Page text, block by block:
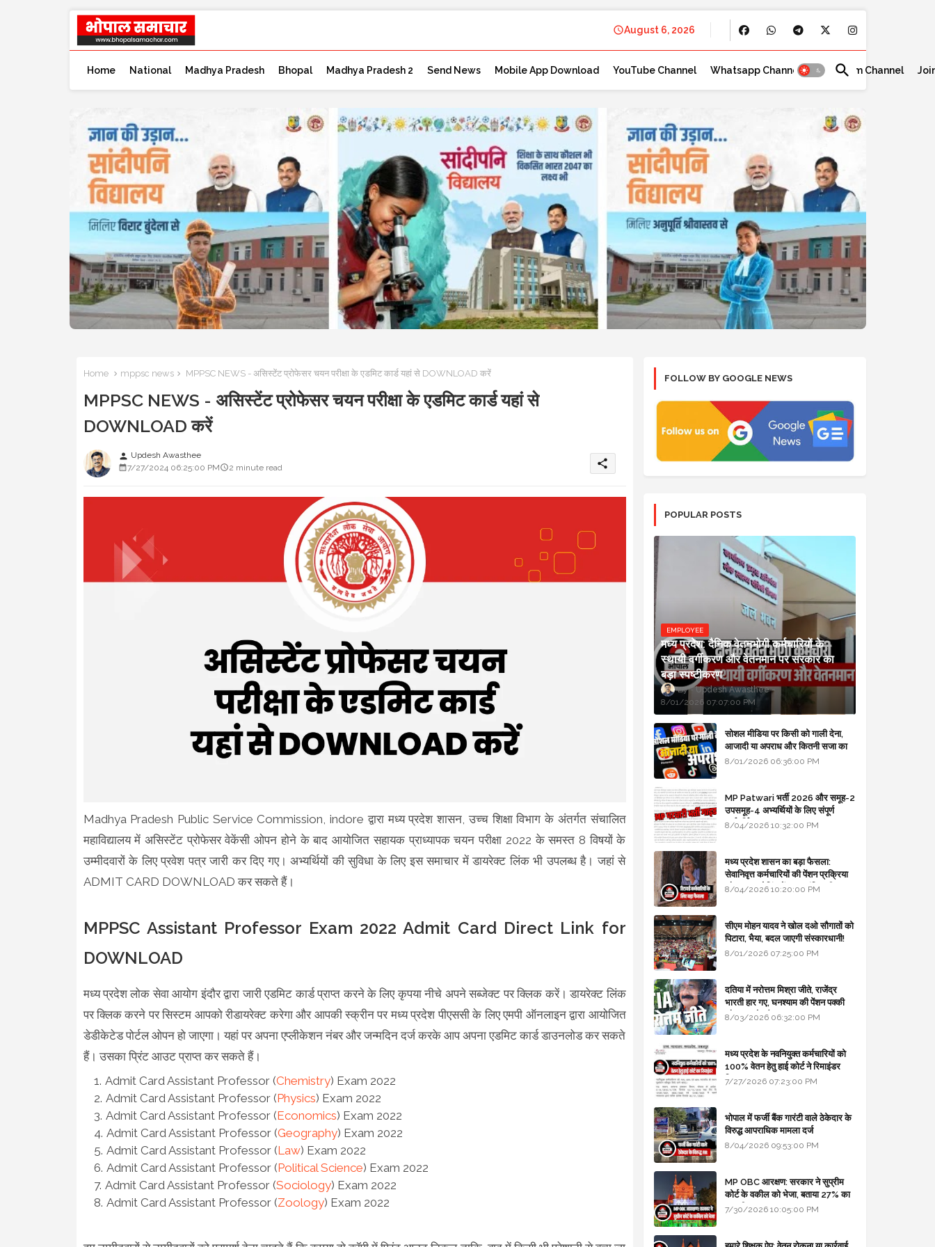
August 6, 2026
Home National Madhya Pradesh Bhopal Madhya Pradesh 2 Send News Mobile App Download YouTube Channel Whatsapp Channel Telegram Channel
Home mppsc news MPPSC NEWS - असिस्टेंट प्रोफेसर चयन परीक्षा के एडमिट कार्ड यहां से DOWNLOAD करें
MPPSC NEWS - असिस्टेंट प्रोफेसर चयन परीक्षा के एडमिट कार्ड यहां से
DOWNLOAD करें
person Updesh Awasthee
7/27/2024 06:25:00 PM
2 minute read share
Madhya Pradesh Public Service Commission, indore द्वारा मध्य प्रदेश शासन, उच्च शिक्षा विभाग के अंतर्गत संचालित
महाविद्यालय में असिस्टेंट प्रोफेसर वेकेंसी ओपन होने के बाद आयोजित सहायक प्राध्यापक चयन परीक्षा 2022 के समस्त 8 विषयों के
उम्मीदवारों के लिए प्रवेश पत्र जारी कर दिए गए। अभ्यर्थियों की सुविधा के लिए इस समाचार में डायरेक्ट लिंक भी उपलब्ध है। जहां से
ADMIT CARD DOWNLOAD कर सकते हैं।
MPPSC Assistant Professor Exam 2022 Admit Card Direct Link for
DOWNLOAD
मध्य प्रदेश लोक सेवा आयोग इंदौर द्वारा जारी एडमिट कार्ड प्राप्त करने के लिए कृपया नीचे अपने सब्जेक्ट पर क्लिक करें। डायरेक्ट लिंक
पर क्लिक करने पर सिस्टम आपको रीडायरेक्ट करेगा और आपकी स्क्रीन पर मध्य प्रदेश पीएससी के लिए एमपी ऑनलाइन द्वारा आयोजित
डेडीकेटेड पोर्टल ओपन हो जाएगा। यहां पर अपना एप्लीकेशन नंबर और जन्मदिन दर्ज करके आप अपना एडमिट कार्ड डाउनलोड कर सकते
हैं। उसका प्रिंट आउट प्राप्त कर सकते हैं।
Admit Card Assistant Professor (Chemistry) Exam 2022
Admit Card Assistant Professor (Physics) Exam 2022
Admit Card Assistant Professor (Economics) Exam 2022
Admit Card Assistant Professor (Geography) Exam 2022
Admit Card Assistant Professor (Law) Exam 2022
Admit Card Assistant Professor (Political Science) Exam 2022
Admit Card Assistant Professor (Sociology) Exam 2022
Admit Card Assistant Professor (Zoology) Exam 2022
FOLLOW BY GOOGLE NEWS
POPULAR POSTS
EMPLOYEE
मध्य प्रदेश: दैनिक वेतनभोगी कर्मचारियों के
स्थायी वर्गीकरण और वेतनमान पर सरकार का
बड़ा स्पष्टीकरण
Updesh Awasthee
8/01/2026 07:07:00 PM
सोशल मीडिया पर किसी को गाली देना,
आजादी या अपराध और कितनी सजा का
प्रावधान - free legal advice
8/01/2026 06:36:00 PM
MP Patwari भर्ती 2026 और समूह-2
उपसमूह-4 अभ्यर्थियों के लिए संपूर्ण
मार्गदर्शिका
8/04/2026 10:32:00 PM
मध्य प्रदेश शासन का बड़ा फैसला:
सेवानिवृत्त कर्मचारियों की पेंशन प्रक्रिया
और बजट कोडिंग में हुए क्रांतिकारी
8/04/2026 10:20:00 PM
सीएम मोहन यादव ने खोल दओ सौगातों को
पिटारा, भैया, बदल जाएगी संस्कारधानी!
8/01/2026 07:25:00 PM
दतिया में नरोत्तम मिश्रा जीते, राजेंद्र
भारती हार गए, घनश्याम की पेंशन पक्की
और आशुतोष बैक टू...
8/03/2026 06:32:00 PM
मध्य प्रदेश के नवनियुक्त कर्मचारियों को
100% वेतन हेतु हाई कोर्ट ने रिमाइंडर
लिखा
7/27/2026 07:23:00 PM
भोपाल में फर्जी बैंक गारंटी वाले ठेकेदार के
विरुद्ध आपराधिक मामला दर्ज
8/04/2026 09:53:00 PM
MP OBC आरक्षण: सरकार ने सुप्रीम
कोर्ट के वकील को भेजा, बताया 27% का
कानूनी आधार
7/30/2026 10:05:00 PM